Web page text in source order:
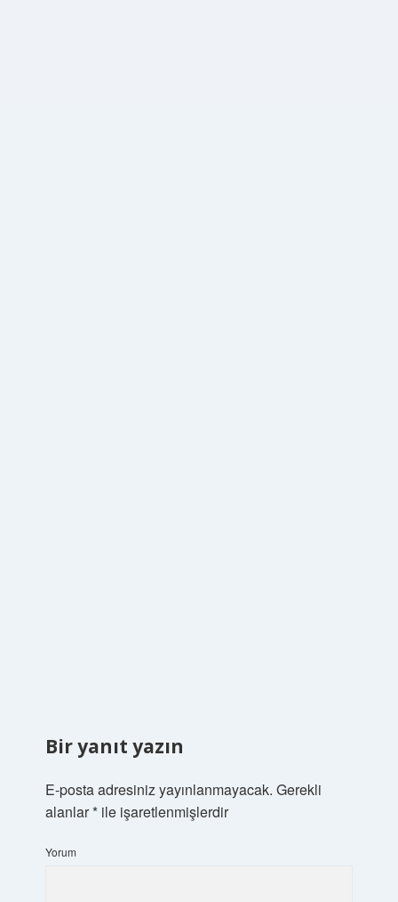
Bir yanıt yazın
E-posta adresiniz yayınlanmayacak. Gerekli
alanlar*ile işaretlenmişlerdir
Yorum